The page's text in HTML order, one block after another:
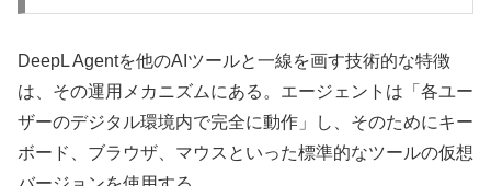
DeepL Agentを他のAIツールと一線を画す技術的な特徴
は、その運用メカニズムにある。エージェントは「各ユー
ザーのデジタル環境内で完全に動作」し、そのためにキー
ボード、ブラウザ、マウスといった標準的なツールの仮想